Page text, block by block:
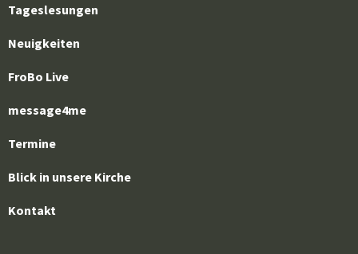
Tageslesungen
Neuigkeiten
FroBo Live
message4me
Termine
Blick in unsere Kirche
Kontakt